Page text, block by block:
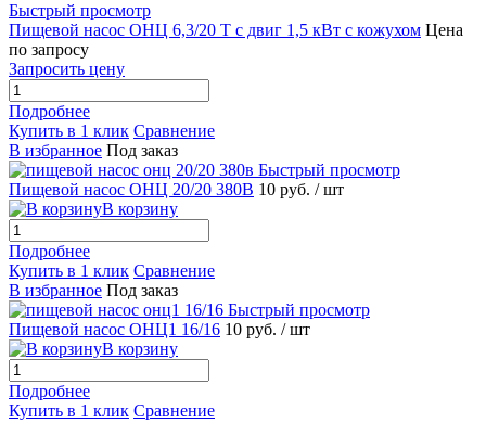
Быстрый просмотр
Пищевой насос ОНЦ 6,3/20 Т с двиг 1,5 кВт с кожухом Цена
по запросу
Запросить цену
Подробнее
Купить в 1 клик Сравнение
В избранное Под заказ
Быстрый просмотр
Пищевой насос ОНЦ 20/20 380В 10 руб. / шт
В корзину
Подробнее
Купить в 1 клик Сравнение
В избранное Под заказ
Быстрый просмотр
Пищевой насос ОНЦ1 16/16 10 руб. / шт
В корзину
Подробнее
Купить в 1 клик Сравнение